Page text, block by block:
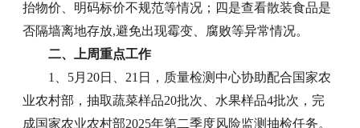
抬物价、明码标价不规范等情况；四是查看散装食品是
否隔墙离地存放,避免出现霉变、腐败等异常情况。
二、上周重点工作
1、5月20日、21日，质量检测中心协助配合国家农
业农村部，抽取蔬菜样品20批次、水果样品4批次，完
成国家农业农村部2025年第二季度风险监测抽检任务。